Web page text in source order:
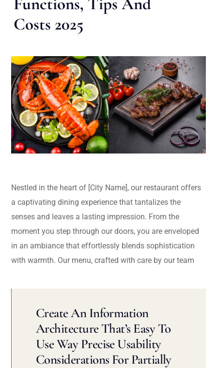
Costs 2025
Nestled in the heart of [City Name], our restaurant offers
a captivating dining experience that tantalizes the
senses and leaves a lasting impression. From the
moment you step through our doors, you are enveloped
in an ambiance that effortlessly blends sophistication
with warmth. Our menu, crafted with care by our team
Create An Information
Architecture That’s Easy To
Use Way Precise Usability
Considerations For Partially